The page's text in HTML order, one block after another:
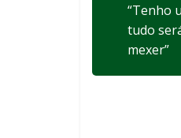
“Tenho
tudo
mexer”